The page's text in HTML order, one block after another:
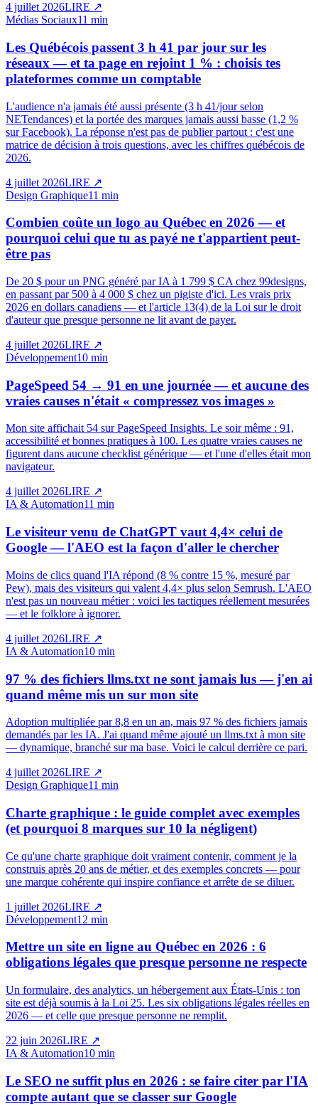
4 juillet 2026LIRE ↗
Médias Sociaux11 min
Les Québécois passent 3 h 41 par jour sur les
réseaux — et ta page en rejoint 1 % : choisis tes
plateformes comme un comptable
L'audience n'a jamais été aussi présente (3 h 41/jour selon
NETendances) et la portée des marques jamais aussi basse (1,2 %
sur Facebook). La réponse n'est pas de publier partout : c'est une
matrice de décision à trois questions, avec les chiffres québécois de
2026.
4 juillet 2026LIRE ↗
Design Graphique11 min
Combien coûte un logo au Québec en 2026 — et
pourquoi celui que tu as payé ne t'appartient peut-
être pas
De 20 $ pour un PNG généré par IA à 1 799 $ CA chez 99designs,
en passant par 500 à 4 000 $ chez un pigiste d'ici. Les vrais prix
2026 en dollars canadiens — et l'article 13(4) de la Loi sur le droit
d'auteur que presque personne ne lit avant de payer.
4 juillet 2026LIRE ↗
Développement10 min
PageSpeed 54 → 91 en une journée — et aucune des
vraies causes n'était « compressez vos images »
Mon site affichait 54 sur PageSpeed Insights. Le soir même : 91,
accessibilité et bonnes pratiques à 100. Les quatre vraies causes ne
figurent dans aucune checklist générique — et l'une d'elles était mon
navigateur.
4 juillet 2026LIRE ↗
IA & Automation11 min
Le visiteur venu de ChatGPT vaut 4,4× celui de
Google — l'AEO est la façon d'aller le chercher
Moins de clics quand l'IA répond (8 % contre 15 %, mesuré par
Pew), mais des visiteurs qui valent 4,4× plus selon Semrush. L'AEO
n'est pas un nouveau métier : voici les tactiques réellement mesurées
— et le folklore à ignorer.
4 juillet 2026LIRE ↗
IA & Automation10 min
97 % des fichiers llms.txt ne sont jamais lus — j'en ai
quand même mis un sur mon site
Adoption multipliée par 8,8 en un an, mais 97 % des fichiers jamais
demandés par les IA. J'ai quand même ajouté un llms.txt à mon site
— dynamique, branché sur ma base. Voici le calcul derrière ce pari.
4 juillet 2026LIRE ↗
Design Graphique11 min
Charte graphique : le guide complet avec exemples
(et pourquoi 8 marques sur 10 la négligent)
Ce qu'une charte graphique doit vraiment contenir, comment je la
construis après 20 ans de métier, et des exemples concrets — pour
une marque cohérente qui inspire confiance et arrête de se diluer.
1 juillet 2026LIRE ↗
Développement12 min
Mettre un site en ligne au Québec en 2026 : 6
obligations légales que presque personne ne respecte
Un formulaire, des analytics, un hébergement aux États-Unis : ton
site est déjà soumis à la Loi 25. Les six obligations légales réelles en
2026 — et celle que presque personne ne remplit.
22 juin 2026LIRE ↗
IA & Automation10 min
Le SEO ne suffit plus en 2026 : se faire citer par l'IA
compte autant que se classer sur Google